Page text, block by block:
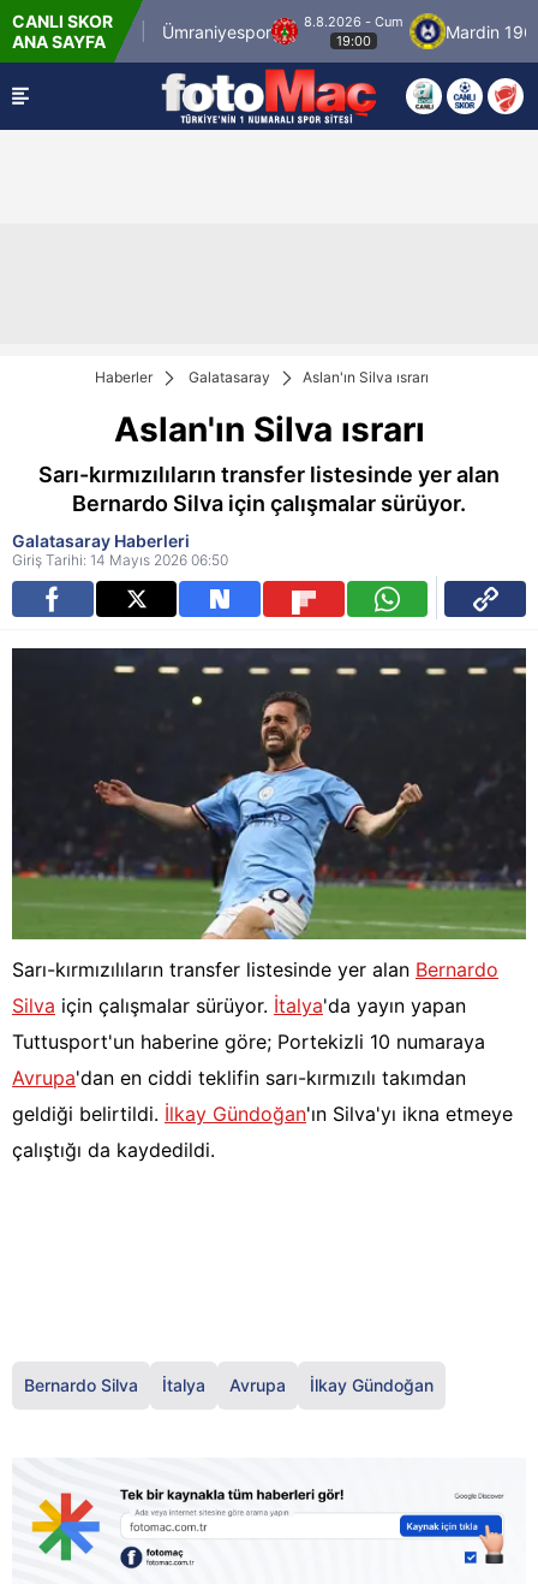
CANLI SKOR
ANA SAYFA
İstanbulspor Ümraniyespor
8.8.2026 - Cum
19:00
Mardin 1969
Haberler Galatasaray Aslan'ın Silva ısrarı
Aslan'ın Silva ısrarı
Sarı-kırmızılıların transfer listesinde yer alan
Bernardo Silva için çalışmalar sürüyor.
Galatasaray Haberleri
Giriş Tarihi: 14 Mayıs 2026 06:50
Sarı-kırmızılıların transfer listesinde yer alan Bernardo
Silva için çalışmalar sürüyor. İtalya'da yayın yapan
Tuttusport'un haberine göre; Portekizli 10 numaraya
Avrupa'dan en ciddi teklifin sarı-kırmızılı takımdan
geldiği belirtildi. İlkay Gündoğan'ın Silva'yı ikna etmeye
çalıştığı da kaydedildi.
Bernardo Silva İtalya Avrupa İlkay Gündoğan